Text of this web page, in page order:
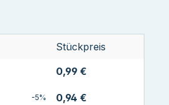
Stückpreis
0,99 €
-5% 0,94 €